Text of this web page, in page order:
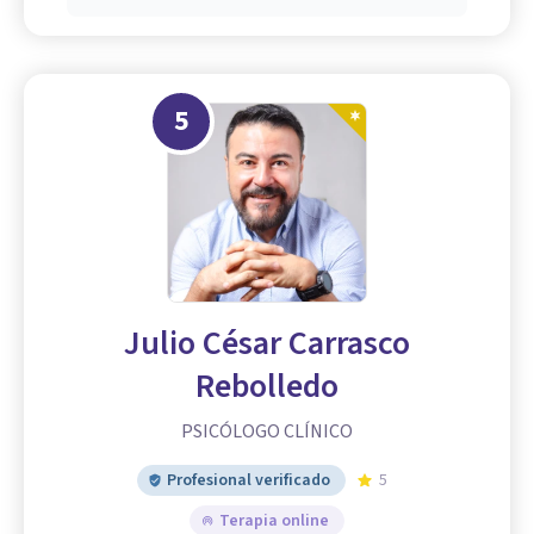
5
Julio César Carrasco
Rebolledo
PSICÓLOGO CLÍNICO
Profesional verificado
5
Terapia online